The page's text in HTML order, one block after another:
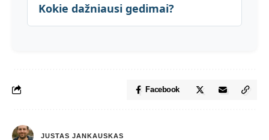
Kokie dažniausi gedimai?
Facebook
JUSTAS JANKAUSKAS